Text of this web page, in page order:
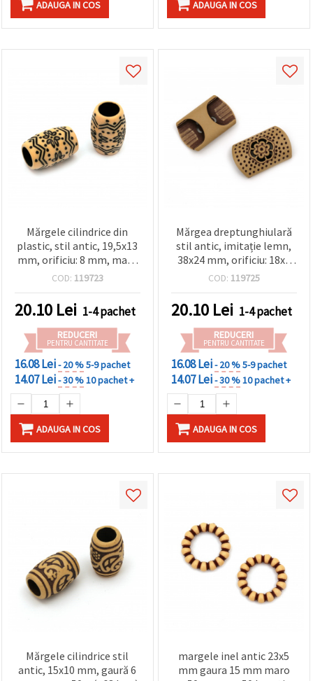
ADAUGA IN COS ADAUGA IN COS
Mărgele cilindrice din
plastic, stil antic, 19,5x13
mm, orificiu: 8 mm, maro
– 50 g (~31 buc.)
COD: 119723
20.10 Lei 1-4 pachet
REDUCERI
PENTRU CANTITATE
16.08 Lei- 20 %5-9 pachet
14.07 Lei- 30 %10 pachet +
ADAUGA IN COS
Mărgea dreptunghiulară
stil antic, imitație lemn,
38x24 mm, orificiu: 18x6
mm, maro - 50 g (~20
COD: 119725
20.10 Lei 1-4 pachet
REDUCERI
PENTRU CANTITATE
16.08 Lei- 20 %5-9 pachet
14.07 Lei- 30 %10 pachet +
ADAUGA IN COS
Mărgele cilindrice stil
antic, 15x10 mm, gaură 6
margele inel antic 23x5
mm gaura 15 mm maro